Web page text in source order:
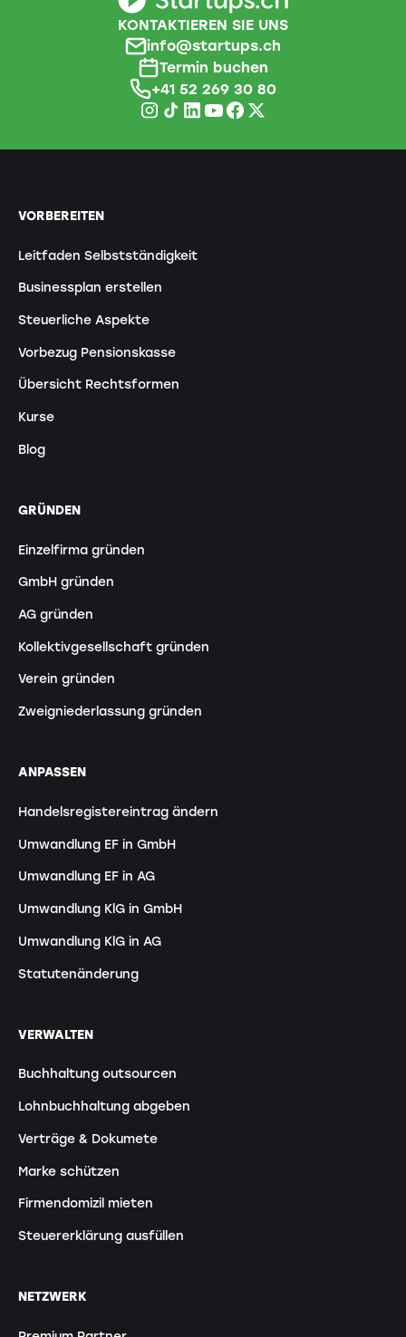
KONTAKTIEREN SIE UNS
info@startups.ch
Termin buchen
+41 52 269 30 80
VORBEREITEN
Leitfaden Selbstständigkeit
Businessplan erstellen
Steuerliche Aspekte
Vorbezug Pensionskasse
Übersicht Rechtsformen
Kurse
Blog
GRÜNDEN
Einzelfirma gründen
GmbH gründen
AG gründen
Kollektivgesellschaft gründen
Verein gründen
Zweigniederlassung gründen
ANPASSEN
Handelsregistereintrag ändern
Umwandlung EF in GmbH
Umwandlung EF in AG
Umwandlung KlG in GmbH
Umwandlung KlG in AG
Statutenänderung
VERWALTEN
Buchhaltung outsourcen
Lohnbuchhaltung abgeben
Verträge & Dokumete
Marke schützen
Firmendomizil mieten
Steuererklärung ausfüllen
NETZWERK